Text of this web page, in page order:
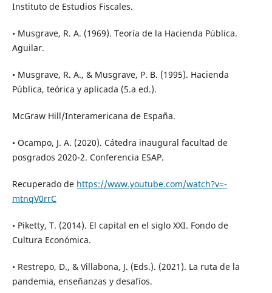
Instituto de Estudios Fiscales.
• Musgrave, R. A. (1969). Teoría de la Hacienda Pública.
Aguilar.
• Musgrave, R. A., & Musgrave, P. B. (1995). Hacienda
Pública, teórica y aplicada (5.a ed.).
McGraw Hill/Interamericana de España.
• Ocampo, J. A. (2020). Cátedra inaugural facultad de
posgrados 2020-2. Conferencia ESAP.
Recuperado de https://www.youtube.com/watch?v=-
mtnqV0rrC
• Piketty, T. (2014). El capital en el siglo XXI. Fondo de
Cultura Económica.
• Restrepo, D., & Villabona, J. (Eds.). (2021). La ruta de la
pandemia, enseñanzas y desafíos.